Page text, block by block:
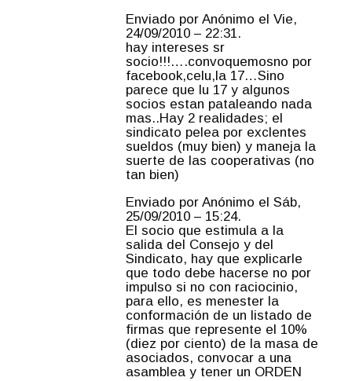
Enviado por Anónimo el Vie,
24/09/2010 – 22:31.
hay intereses sr
socio!!!….convoquemosno por
facebook,celu,la 17…Sino
parece que lu 17 y algunos
socios estan pataleando nada
mas..Hay 2 realidades; el
sindicato pelea por exclentes
sueldos (muy bien) y maneja la
suerte de las cooperativas (no
tan bien)
Enviado por Anónimo el Sáb,
25/09/2010 – 15:24.
El socio que estimula a la
salida del Consejo y del
Sindicato, hay que explicarle
que todo debe hacerse no por
impulso si no con raciocinio,
para ello, es menester la
conformación de un listado de
firmas que represente el 10%
(diez por ciento) de la masa de
asociados, convocar a una
asamblea y tener un ORDEN